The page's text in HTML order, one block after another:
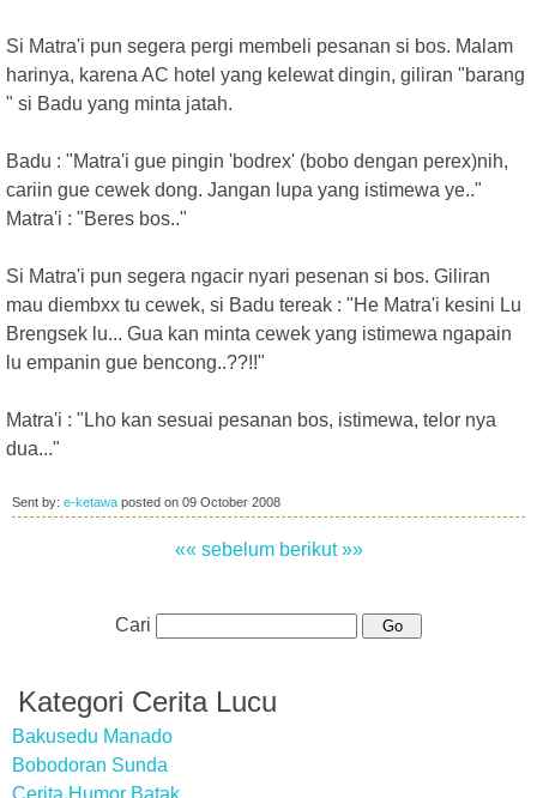
Si Matra'i pun segera pergi membeli pesanan si bos. Malam
harinya, karena AC hotel yang kelewat dingin, giliran "barang
" si Badu yang minta jatah.
Badu : "Matra'i gue pingin 'bodrex' (bobo dengan perex)nih,
cariin gue cewek dong. Jangan lupa yang istimewa ye.."
Matra'i : "Beres bos.."
Si Matra'i pun segera ngacir nyari pesenan si bos. Giliran
mau diembxx tu cewek, si Badu tereak : "He Matra'i kesini Lu
Brengsek lu... Gua kan minta cewek yang istimewa ngapain
lu empanin gue bencong..??!!"
Matra'i : "Lho kan sesuai pesanan bos, istimewa, telor nya
dua..."
Sent by: e-ketawa posted on 09 October 2008
«« sebelum berikut »»
Cari
Kategori Cerita Lucu
Bakusedu Manado
Bobodoran Sunda
Cerita Humor Batak